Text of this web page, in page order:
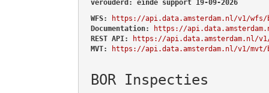
verouderd: einde support 19-09-2026
WFS:
https://api.data.amsterdam.nl/v1/wfs/
Documentation:
https://
REST API:
https://api.data.amsterdam.nl/v1/
MVT:
https://api.data.amsterdam.nl/v1/mvt/
BOR Inspecties